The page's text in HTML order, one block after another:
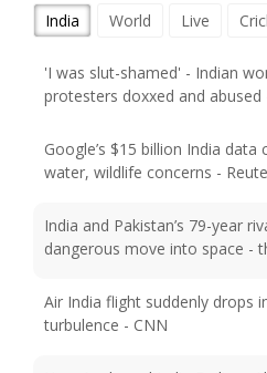
India World Live
'I was slut-shamed' - Indian
Google’s $15 billion India data
India and Pakistan’s 79-year
Air India flight suddenly drops
How Apple and India Built an